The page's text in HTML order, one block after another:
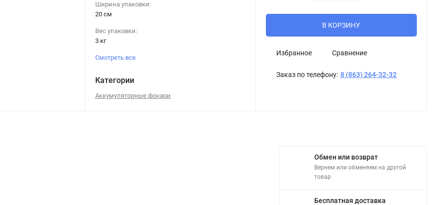
Ширина упаковки:
20 см
Вес упаковки:
3 кг
Смотреть все
Категории
Аккумуляторные фонари
В КОРЗИНУ
Избранное Сравнение
Заказ по телефону: 8 (863) 264-32-32
Обмен или возврат
Вернем или обменяем на другой
товар
Бесплатная доставка